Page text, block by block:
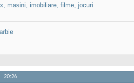
masini, imobiliare, filme, jocuri
20:26